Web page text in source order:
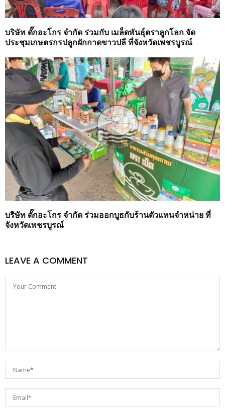
บริษัท ดั๊กอะโกร จำกัด ร่วมกับ เมล็ดพันธุ์ตราลูกโลก จัด
ประชุมเกษตรกรปลูกผักกาดขาวปลี ที่จังหวัดเพชรบูรณ์
บริษัท ดั๊กอะโกร จำกัด ร่วมออกบูธกับร้านตัวแทนจำหน่าย ที่
จังหวัดเพชรบูรณ์
LEAVE A COMMENT